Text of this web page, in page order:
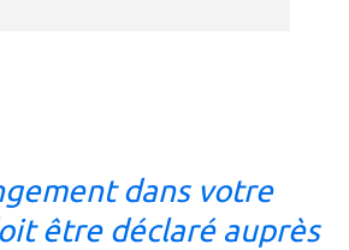
dans votre
être déclaré auprès